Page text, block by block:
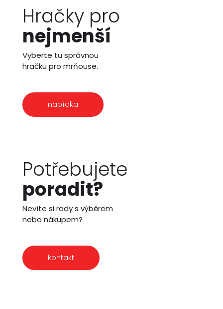
Hračky pro
nejmenší
Vyberte tu správnou
hračku pro mrňouse.
nabídka
Potřebujete
poradit?
Nevíte si rady s výběrem
nebo nákupem?
kontakt